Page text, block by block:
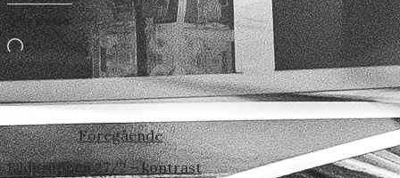
Gilla detta:
Laddar
in
…
Föregående
Bildgruppen 27/2 – kontrast